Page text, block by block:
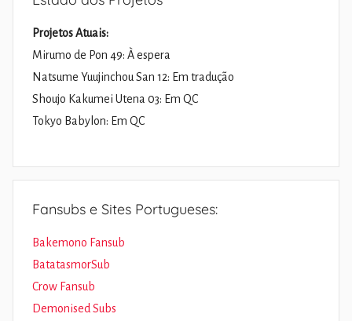
Projetos Atuais:
Mirumo de Pon 49: À espera
Natsume Yuujinchou San 12: Em tradução
Shoujo Kakumei Utena 03: Em QC
Tokyo Babylon: Em QC
Fansubs e Sites Portugueses:
Bakemono Fansub
BatatasmorSub
Crow Fansub
Demonised Subs